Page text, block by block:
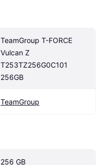
TeamGroup T-FORCE
Vulcan Z
T253TZ256G0C101
256GB
TeamGroup
256 GB